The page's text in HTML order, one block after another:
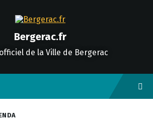
Bergerac.fr
de la Ville de Bergerac